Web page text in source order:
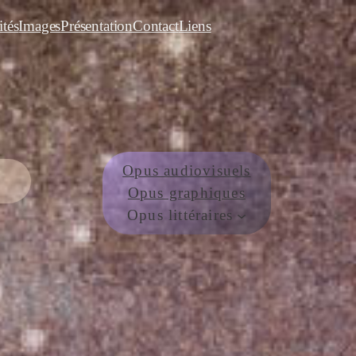
ImagesPrésentationContactLiens
Opus audiovisuels
Opus graphiques
Opus littéraires